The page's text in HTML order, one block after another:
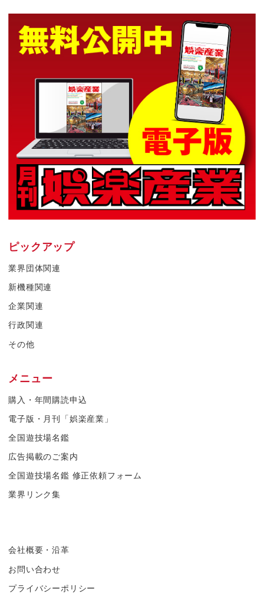
ピックアップ
業界団体関連
新機種関連
企業関連
行政関連
その他
メニュー
購入・年間購読申込
電子版・月刊「娯楽産業」
全国遊技場名鑑
広告掲載のご案内
全国遊技場名鑑 修正依頼フォーム
業界リンク集
会社概要・沿革
お問い合わせ
プライバシーポリシー